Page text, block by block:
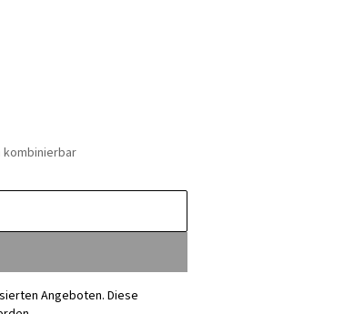
kombinierbar
Angeboten. Diese